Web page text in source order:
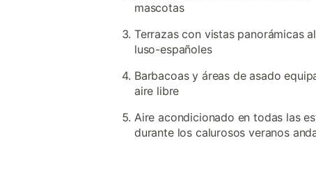
mascotas
Terrazas con vistas panorámicas
luso-españoles
Barbacoas y áreas de asado
aire libre
Aire acondicionado en todas las
durante los calurosos veranos